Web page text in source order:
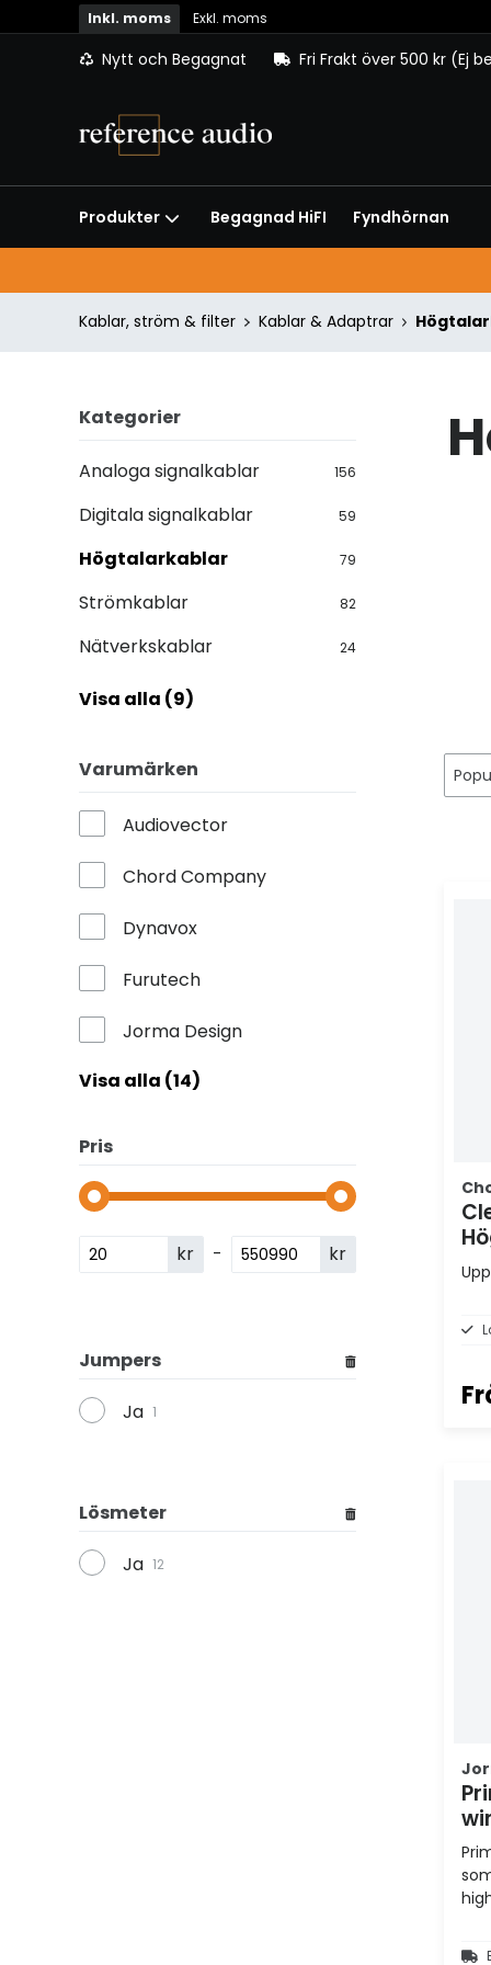
Inkl. moms Exkl. moms
Nytt och Begagnat Fri Frakt över 500 kr (Ej
Produkter Begagnad HiFI Fyndhörnan
Kablar, ström & filter Kablar & Adaptrar
Kategorier
Analoga signalkablar 156
Digitala signalkablar 59
Högtalarkablar 79
Strömkablar 82
Nätverkskablar 24
Visa alla (9)
Varumärken
Audiovector
Chord Company
Dynavox
Furutech
Jorma Design
Visa alla (14)
Pris
kr - kr
Jumpers
Ja 1
Lösmeter
Ja 12